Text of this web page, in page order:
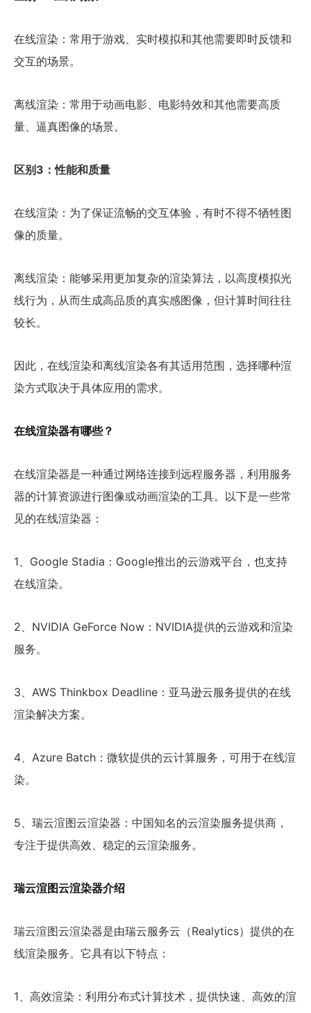
在线渲染：常用于游戏、实时模拟和其他需要即时反馈和
交互的场景。
离线渲染：常用于动画电影、电影特效和其他需要高质
量、逼真图像的场景。
区别3：性能和质量
在线渲染：为了保证流畅的交互体验，有时不得不牺牲图
像的质量。
离线渲染：能够采用更加复杂的渲染算法，以高度模拟光
线行为，从而生成高品质的真实感图像，但计算时间往往
较长。
因此，在线渲染和离线渲染各有其适用范围，选择哪种渲
染方式取决于具体应用的需求。
在线渲染器有哪些？
在线渲染器是一种通过网络连接到远程服务器，利用服务
器的计算资源进行图像或动画渲染的工具。以下是一些常
见的在线渲染器：
1、Google Stadia：Google推出的云游戏平台，也支持
在线渲染。
2、NVIDIA GeForce Now：NVIDIA提供的云游戏和渲染
服务。
3、AWS Thinkbox Deadline：亚马逊云服务提供的在线
渲染解决方案。
4、Azure Batch：微软提供的云计算服务，可用于在线渲
染。
5、瑞云渲图云渲染器：中国知名的云渲染服务提供商，
专注于提供高效、稳定的云渲染服务。
瑞云渲图云渲染器介绍
瑞云渲图云渲染器是由瑞云服务云（Realytics）提供的在
线渲染服务。它具有以下特点：
1、高效渲染：利用分布式计算技术，提供快速、高效的渲